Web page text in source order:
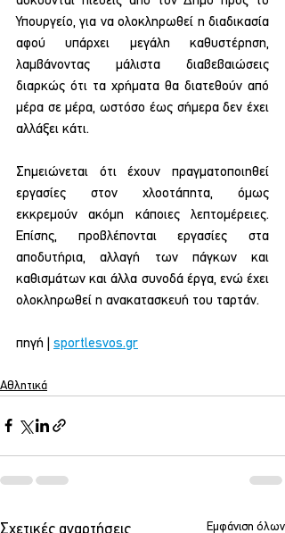
Υπουργείο, για να ολοκληρωθεί η διαδικασία
αφού υπάρχει μεγάλη καθυστέρηση,
λαμβάνοντας μάλιστα διαβεβαιώσεις
διαρκώς ότι τα χρήματα θα διατεθούν από
μέρα σε μέρα, ωστόσο έως σήμερα δεν έχει
αλλάξει κάτι.
Σημειώνεται ότι έχουν πραγματοποιηθεί
εργασίες στον χλοοτάπητα, όμως
εκκρεμούν ακόμη κάποιες λεπτομέρειες.
Επίσης, προβλέπονται εργασίες στα
αποδυτήρια, αλλαγή των πάγκων και
καθισμάτων και άλλα συνοδά έργα, ενώ έχει
ολοκληρωθεί η ανακατασκευή του ταρτάν.
πηγή | sportlesvos.gr
Αθλητικά
Εμφάνιση όλων